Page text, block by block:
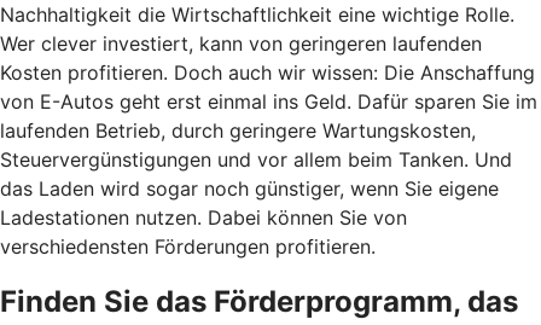
Nachhaltigkeit die Wirtschaftlichkeit eine wichtige Rolle.
Wer clever investiert, kann von geringeren laufenden
Kosten profitieren. Doch auch wir wissen: Die Anschaffung
von E-Autos geht erst einmal ins Geld. Dafür sparen Sie im
laufenden Betrieb, durch geringere Wartungskosten,
Steuervergünstigungen und vor allem beim Tanken. Und
das Laden wird sogar noch günstiger, wenn Sie eigene
Ladestationen nutzen. Dabei können Sie von
verschiedensten Förderungen profitieren.
Finden Sie das Förderprogramm, das